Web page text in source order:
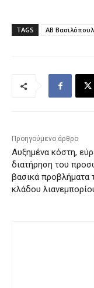
TAGS ΑΒ
Προηγούμενο άρθρο
Aυξημένα κόστη,
διατήρηση του
βασικά προβλήματα
κλάδου